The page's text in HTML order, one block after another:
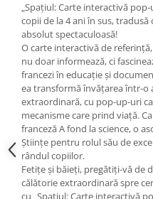
„Spațiul: Carte interactivă
copii de la 4 ani în sus,
absolut spectaculoasă!
O carte interactivă de
nu doar informează, ci
francezi în educație și
ea transformă învățarea într-o
extraordinară, cu pop-up-uri
mecanisme care prind viață.
franceză A fond la science, o
Științe pentru rolul său de
rândul copiilor.
Fetițe și băieți, pregătiți-vă de
călătorie extraordinară spre
cu „Spațiul: Carte interactivă